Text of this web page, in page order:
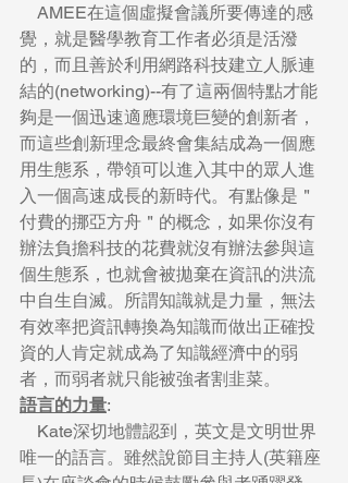
覺，就是醫學教育工作者必須是活潑
的，而且善於利用網路科技建立人脈連
結的(networking)--有了這兩個特點才能
夠是一個迅速適應環境巨變的創新者，
而這些創新理念最終會集結成為一個應
用生態系，帶領可以進入其中的眾人進
入一個高速成長的新時代。有點像是＂
付費的挪亞方舟＂的概念，如果你沒有
辦法負擔科技的花費就沒有辦法參與這
個生態系，也就會被拋棄在資訊的洪流
中自生自滅。所謂知識就是力量，無法
有效率把資訊轉換為知識而做出正確投
資的人肯定就成為了知識經濟中的弱
者，而弱者就只能被強者割韭菜。
語言的力量:
唯一的語言。雖然說節目主持人(英籍座